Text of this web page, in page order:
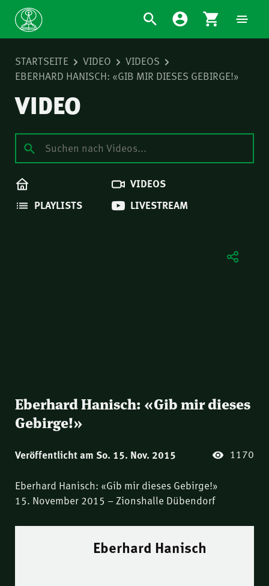
STARTSEITE VIDEO
VIDEOS
EBERHARD HANISCH: «GIB MIR DIESES GEBIRGE!»
VIDEO
VIDEOS
PLAYLISTS
LIVESTREAM
Eberhard Hanisch: «Gib mir dieses
Gebirge!»
Veröffentlicht am So. 15. Nov. 2015 1170
Eberhard Hanisch: «Gib mir dieses Gebirge!»
15. November 2015 – Zionshalle Dübendorf
Eberhard Hanisch